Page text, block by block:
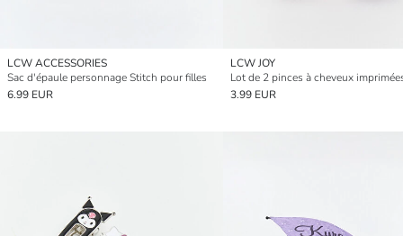
LCW ACCESSORIES
Sac d'épaule personnage Stitch pour filles
6.99 EUR
LCW JOY
3.99 EUR